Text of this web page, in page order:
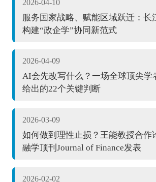
2026-04-10
服务国家战略、赋能区域跃迁：长
构建“政企学”协同新范式
2026-04-09
AI会先改写什么？一场全球顶尖学
给出的22个关键判断
2026-03-09
如何做到理性止损？王能教授合作
融学顶刊Journal of Finance发表
2026-02-02